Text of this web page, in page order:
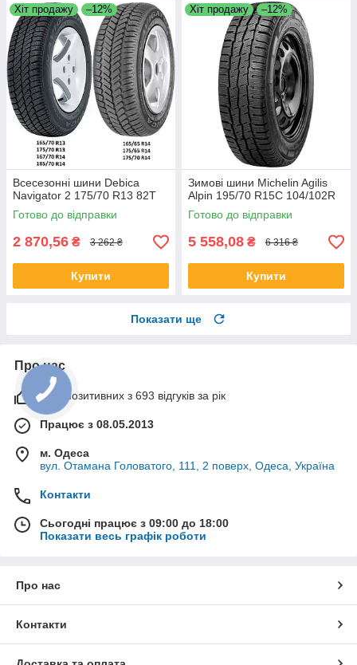
Хіт продажу –12%
Всесезонні шини Debica
Navigator 2 175/70 R13 82T
Готово до відправки
2 870,56 ₴ 3 262 ₴
Купити
Хіт продажу –12%
Зимові шини Michelin Agilis
Alpin 195/70 R15C 104/102R
Готово до відправки
5 558,08 ₴ 6 316 ₴
Купити
Показати ще
Про нас
99% позитивних з 693 відгуків за рік
Працює з 08.05.2013
м. Одеса
вул. Отамана Головатого, 111, 2 поверх, Одеса, Україна
Контакти
Сьогодні працює з 09:00 до 18:00
Показати весь графік роботи
Про нас
Контакти